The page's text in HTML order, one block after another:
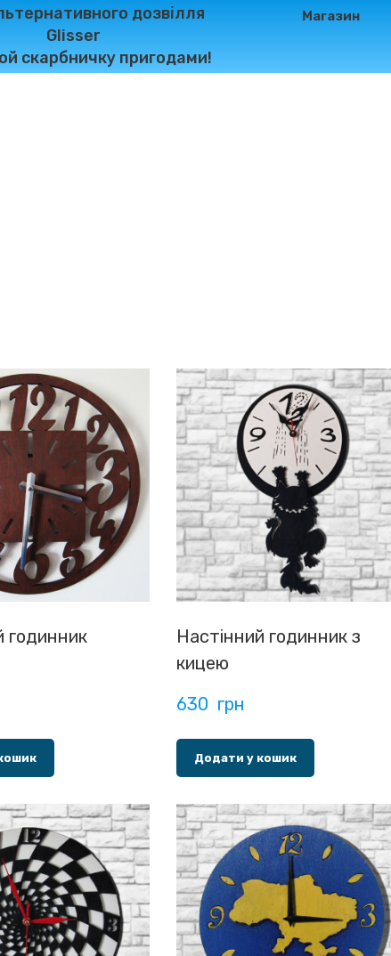
дозвілля
Glisser
скарбничку пригодами!
Магазин
годинник
Настінний годинник з
кицею
630  грн
Додати у кошик